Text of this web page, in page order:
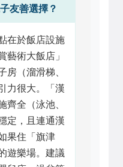
友善選擇？
在於飯店設施
藝術大飯店」
房（溜滑梯、
力很大。「漢
齊全（泳池、
定，且連通漢
果住「旗津
遊樂場。建議